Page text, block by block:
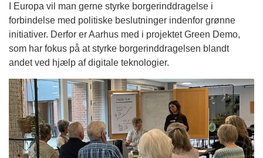
I Europa vil man gerne styrke borgerinddragelse i
forbindelse med politiske beslutninger indenfor grønne
initiativer. Derfor er Aarhus med i projektet Green Demo,
som har fokus på at styrke borgerinddragelsen blandt
andet ved hjælp af digitale teknologier.